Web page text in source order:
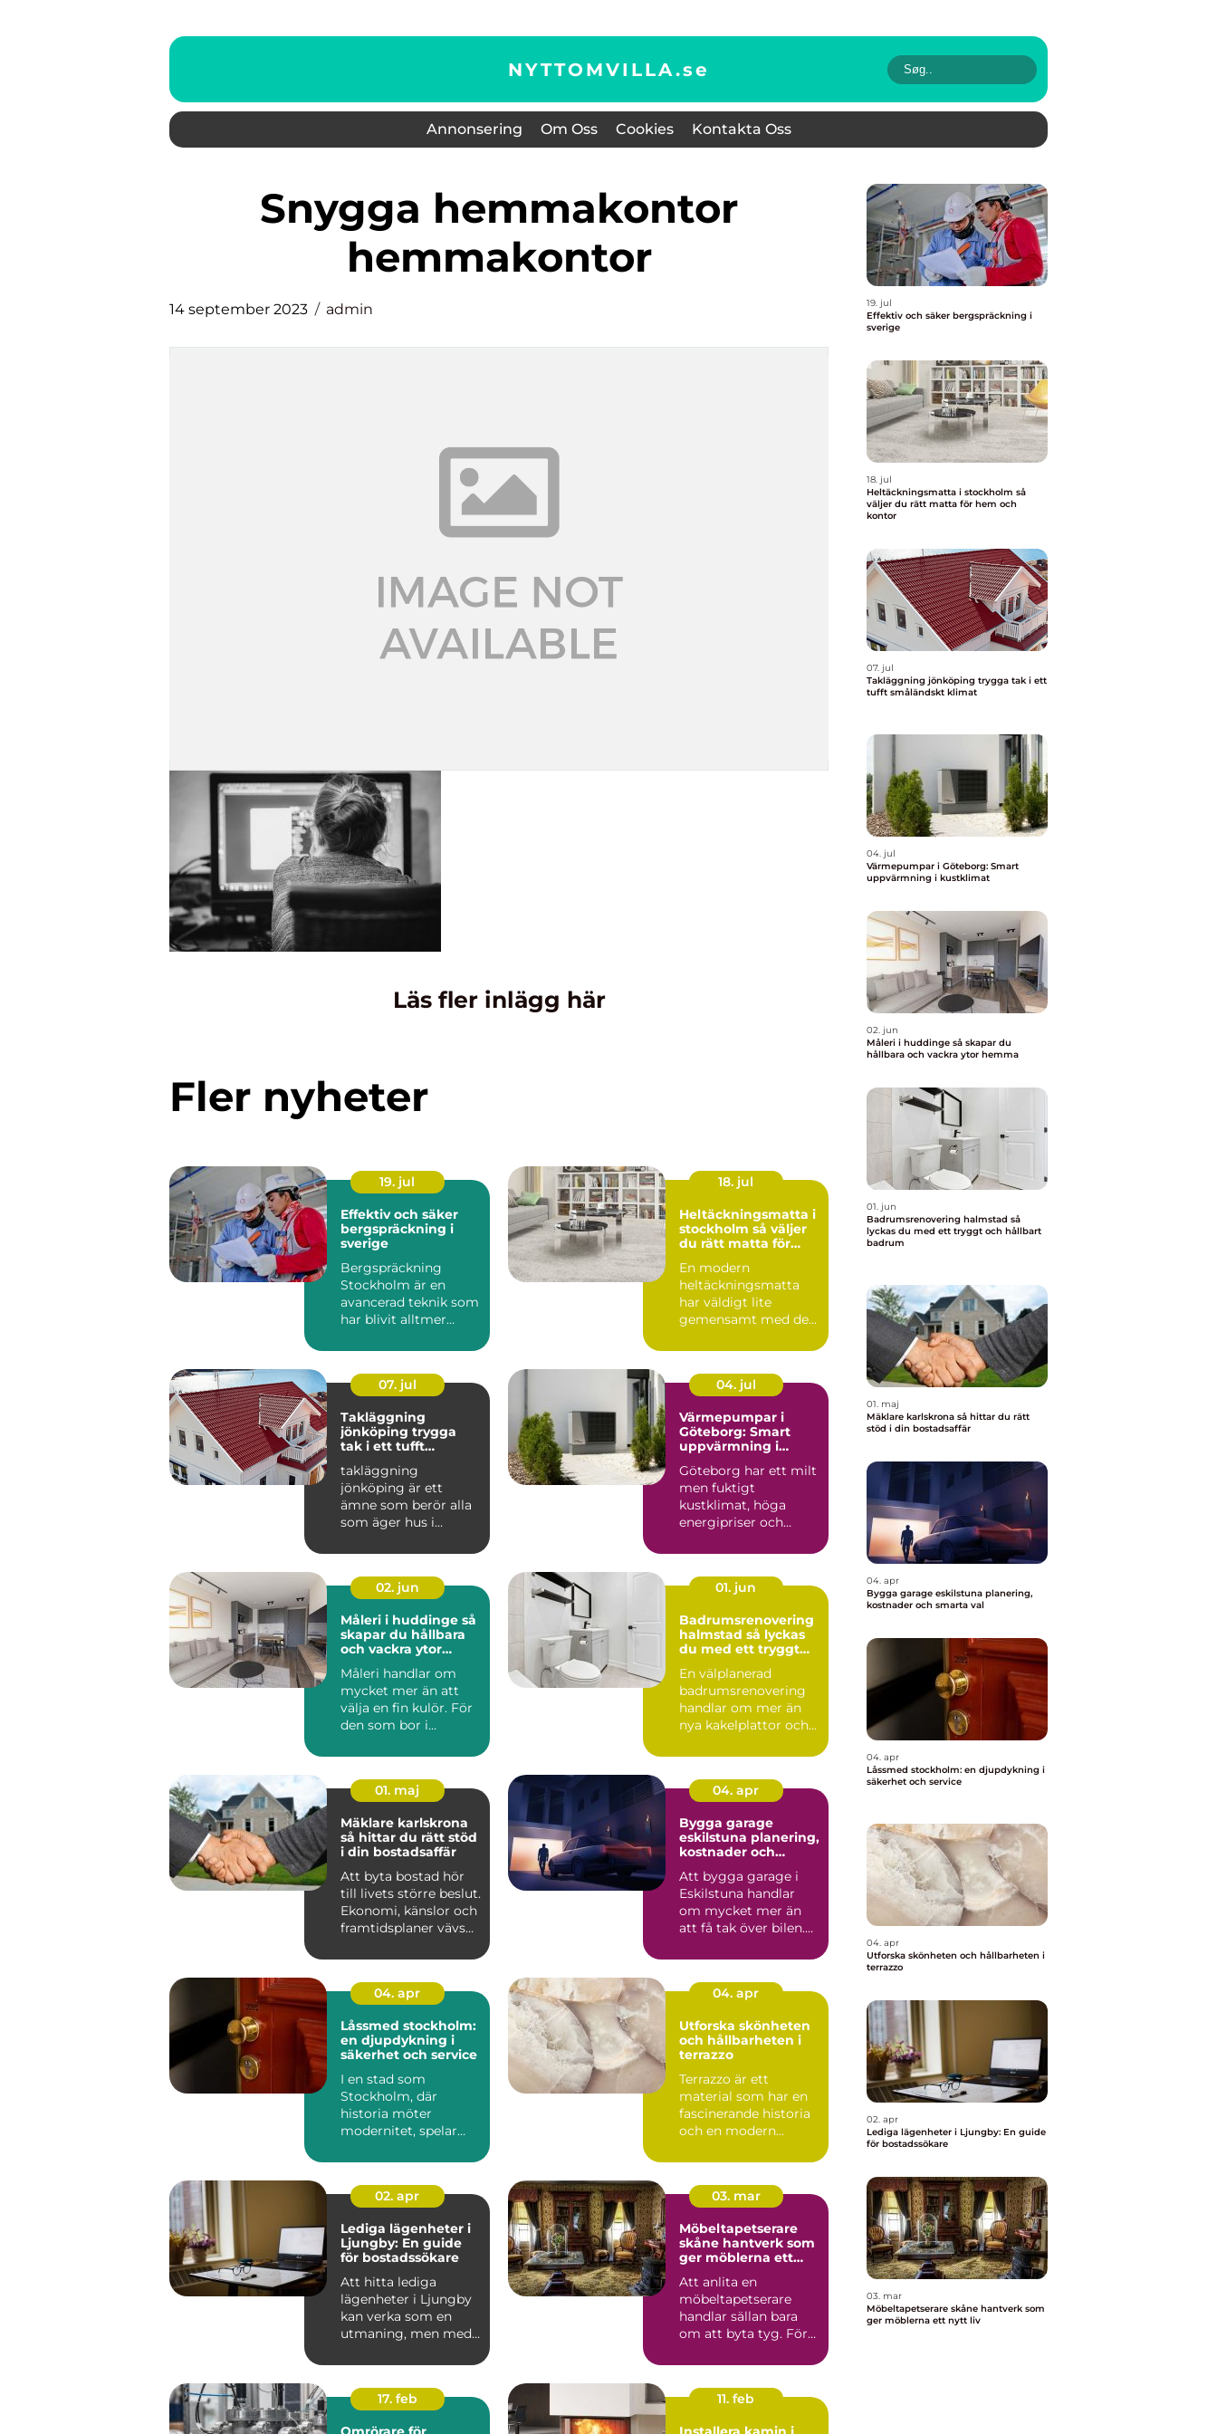
NYTTOMVILLA.se
Annonsering Om Oss Cookies Kontakta Oss
snygga hemmakontor
hemmakontor
14 september 2023 admin
Läs fler inlägg här
Fler nyheter
19. jul
Effektiv och säker
bergspräckning i
sverige
Bergspräckning
Stockholm är en
avancerad teknik som
har blivit alltmer
18. jul
Heltäckningsmatta i
stockholm så väljer
du rätt matta för
En modern
heltäckningsmatta
har väldigt lite
gemensamt med den
och 80talet. Ida...
07. jul
Takläggning
jönköping trygga
tak i ett tufft
takläggning
jönköping är ett
ämne som berör alla
som äger hus i
Taket är huset...
04. jul
Värmepumpar i
Göteborg: Smart
uppvärmning i
Göteborg har ett milt
men fuktigt
kustklimat, höga
energipriser och
02. jun
Måleri i huddinge så
skapar du hållbara
och vackra ytor
Måleri handlar om
mycket mer än att
välja en fin kulör. För
den som bor i
klimat, hu...
01. jun
Badrumsrenovering
halmstad så lyckas
du med ett tryggt
En välplanerad
badrumsrenovering
handlar om mer än
nya kakelplattor och
många i...
01. maj
Mäklare karlskrona
så hittar du rätt stöd
i din bostadsaffär
Att byta bostad hör
till livets större beslut.
Ekonomi, känslor och
framtidsplaner vävs
04. apr
Bygga garage
eskilstuna planering,
kostnader och
Att bygga garage i
Eskilstuna handlar
om mycket mer än
att få tak över bilen.
garage ...
04. apr
Låssmed stockholm:
en djupdykning i
säkerhet och service
I en stad som
Stockholm, där
historia möter
modernitet, spelar
avgörande roll.
Låssmed S...
04. apr
Utforska skönheten
och hållbarheten i
terrazzo
Terrazzo är ett
material som har en
fascinerande historia
och en modern
02. apr
Lediga lägenheter i
Ljungby: En guide
för bostadssökare
Att hitta lediga
lägenheter i Ljungby
kan verka som en
utmaning, men med
03. mar
Möbeltapetserare
skåne hantverk som
ger möblerna ett
Att anlita en
möbeltapetserare
handlar sällan bara
om att byta tyg. För
att be...
17. feb
11. feb
19. jul
Effektiv och säker bergspräckning i
sverige
18. jul
Heltäckningsmatta i stockholm så
väljer du rätt matta för hem och
kontor
07. jul
Takläggning jönköping trygga tak i ett
tufft småländskt klimat
04. jul
Värmepumpar i Göteborg: Smart
uppvärmning i kustklimat
02. jun
Måleri i huddinge så skapar du
hållbara och vackra ytor hemma
01. jun
Badrumsrenovering halmstad så
lyckas du med ett tryggt och hållbart
badrum
01. maj
Mäklare karlskrona så hittar du rätt
stöd i din bostadsaffär
04. apr
Bygga garage eskilstuna planering,
kostnader och smarta val
04. apr
Låssmed stockholm: en djupdykning i
säkerhet och service
04. apr
Utforska skönheten och hållbarheten i
terrazzo
02. apr
Lediga lägenheter i Ljungby: En guide
för bostadssökare
03. mar
Möbeltapetserare skåne hantverk som
ger möblerna ett nytt liv